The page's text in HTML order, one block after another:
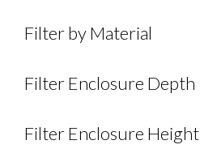
Filter by Material
Filter Enclosure Depth
Filter Enclosure Height